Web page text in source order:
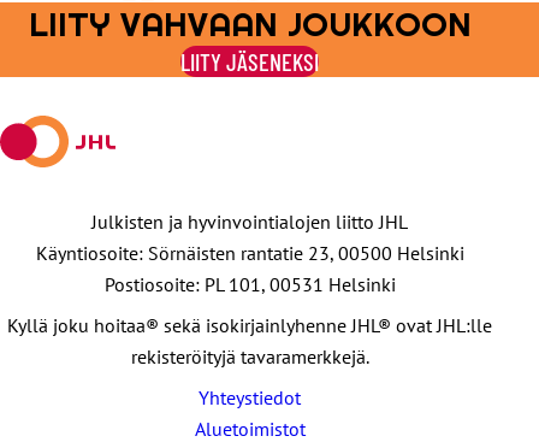
Jaa
Facebookissa
Jaa
viestipalvelu
X:ssä
Jaa
sähköpostilla
Jaa
WhatsAppilla
Jaa
Telegramilla
LIITY VAHVAAN JOUKKOON
LIITY JÄSENEKSI
Julkisten ja hyvinvointialojen liitto JHL
Käyntiosoite: Sörnäisten rantatie 23, 00500 Helsinki
Postiosoite: PL 101, 00531 Helsinki
Kyllä joku hoitaa® sekä isokirjainlyhenne JHL® ovat JHL:lle
rekisteröityjä tavaramerkkejä.
Yhteystiedot
Aluetoimistot